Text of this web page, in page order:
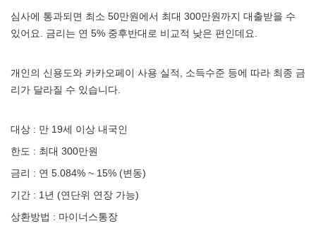
심사에 통과되면 최소 50만원에서 최대 300만원까지 대출받을 수
있어요. 금리는 연 5% 중후반대로 비교적 낮은 편인데요.
개인의 신용도와 카카오페이 사용 실적, 소득수준 등에 따라 최종 금
리가 달라질 수 있습니다.
대상 : 만 19세 이상 내국인
한도 : 최대 300만원
금리 : 연 5.084% ~ 15% (변동)
기간 : 1년 (연단위 연장 가능)
상환방법 : 마이너스통장